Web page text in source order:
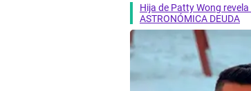
Hija de Patty Wong
ASTRONÓMICA DEUDA